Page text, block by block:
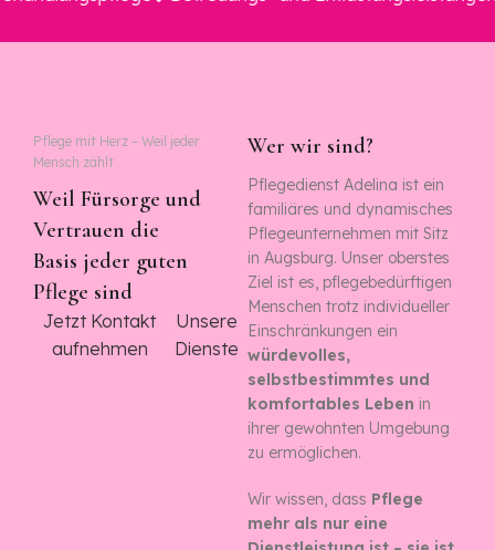
Pflege mit Herz – Weil jeder
Mensch zählt
Weil Fürsorge und
Vertrauen die
Basis jeder guten
Pflege sind
Jetzt Kontakt
aufnehmen
Unsere
Dienste
Wer wir sind?
Pflegedienst Adelina ist ein
familiäres und dynamisches
Pflegeunternehmen mit Sitz
in Augsburg. Unser oberstes
Ziel ist es, pflegebedürftigen
Menschen trotz individueller
Einschränkungen ein
würdevolles,
selbstbestimmtes und
komfortables Leben in
ihrer gewohnten Umgebung
zu ermöglichen.
Wir wissen, dass Pflege
mehr als nur eine